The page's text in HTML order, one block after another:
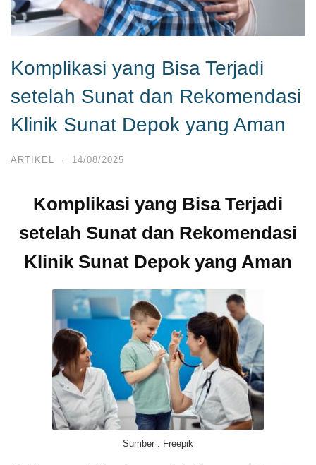
Komplikasi yang Bisa Terjadi
setelah Sunat dan Rekomendasi
Klinik Sunat Depok yang Aman
ARTIKEL · 14/08/2025
Komplikasi yang Bisa Terjadi
setelah Sunat dan Rekomendasi
Klinik Sunat Depok yang Aman
Sumber : Freepik